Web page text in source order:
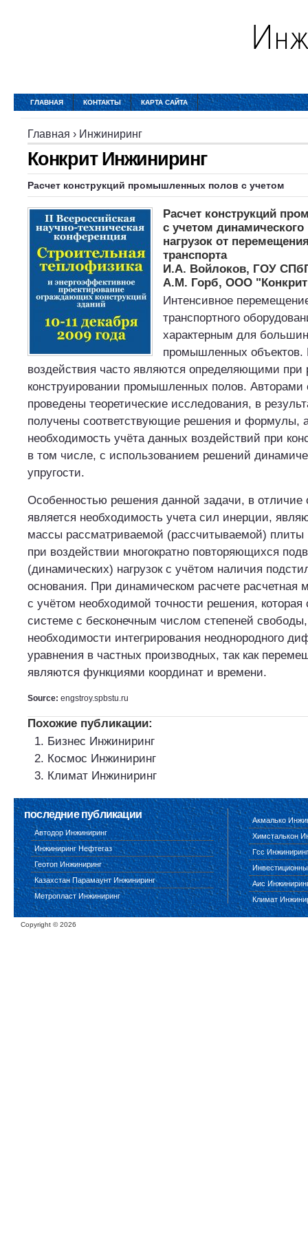
ГЛАВНАЯ КОНТАКТЫ КАРТА САЙТА
Главная › Инжиниринг
Конкрит Инжиниринг
Расчет конструкций промышленных полов с учетом
Расчет конструкций
с учетом динамического
нагрузок от
транспорта
И.А. Войлоков, ГОУ
А.М. Горб, ООО
Интенсивное
транспортного
характерным для
промышленных
воздействия часто являются определяющими при
конструировании промышленных полов. Авторами
проведены теоретические исследования, в
получены соответствующие решения и формулы,
необходимость учёта данных воздействий при
в том числе, с использованием решений
упругости.
Особенностью решения данной задачи, в отличие
является необходимость учета сил инерции,
массы рассматриваемой (рассчитываемой) плиты
при воздействии многократно повторяющихся
(динамических) нагрузок с учётом наличия
основания. При динамическом расчете расчетная
с учётом необходимой точности решения, которая
системе с бесконечным числом степеней свободы,
необходимости интегрирования неоднородного
уравнения в частных производных, так как
являются функциями координат и времени.
Source: engstroy.spbstu.ru
Похожие публикации:
Бизнес Инжиниринг
Космос Инжиниринг
Климат Инжиниринг
последние публикации
Автодор Инжиниринг
Инжиниринг Нефтегаз
Геотоп Инжиниринг
Казахстан Парамаунт Инжиниринг
Метропласт Инжиниринг
Акмалько
Химсталькон
Гсс Инжиниринг
Аис
Климат
Copyright ©2026